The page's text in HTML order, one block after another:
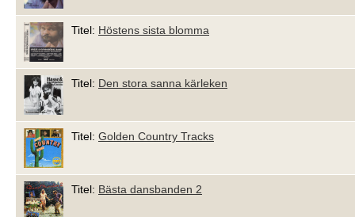
Titel: Höstens sista blomma
Titel: Den stora sanna kärleken
Titel: Golden Country Tracks
Titel: Bästa dansbanden 2